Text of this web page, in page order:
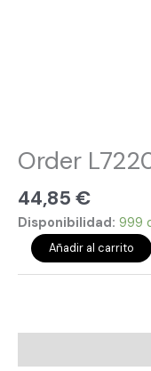
Order
44,85 €
Disponibilidad: 999
Añadir al carrito